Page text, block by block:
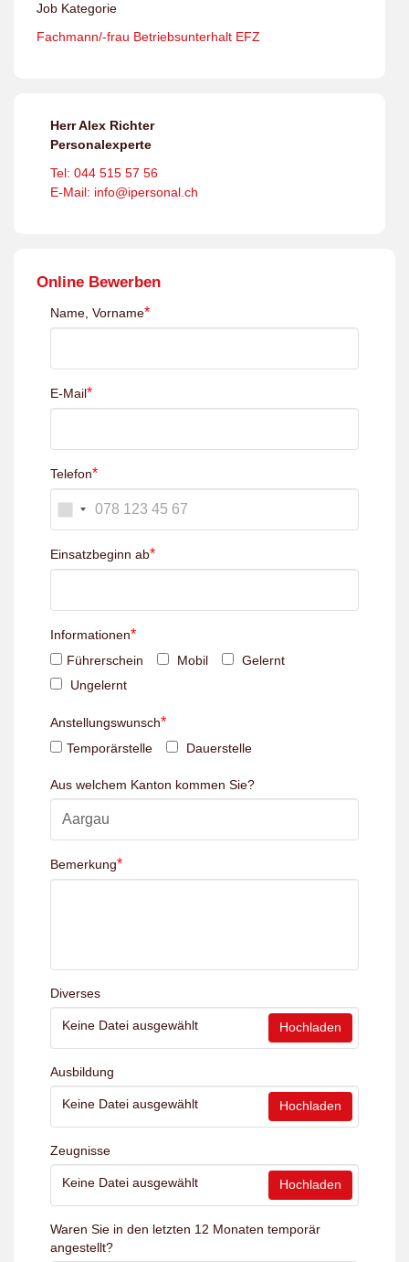
Job Kategorie
Fachmann/-frau Betriebsunterhalt EFZ
Herr Alex Richter
Personalexperte
Tel: 044 515 57 56
E-Mail: info@ipersonal.ch
Online Bewerben
Name, Vorname*
E-Mail*
Telefon*
Einsatzbeginn ab*
Informationen*
Führerschein Mobil
Gelernt
Ungelernt
Anstellungswunsch*
Temporärstelle Dauerstelle
Aus welchem Kanton kommen Sie?
Bemerkung*
Diverses
Keine Datei ausgewählt Hochladen
Ausbildung
Keine Datei ausgewählt Hochladen
Zeugnisse
Keine Datei ausgewählt Hochladen
Waren Sie in den letzten 12 Monaten temporär
angestellt?